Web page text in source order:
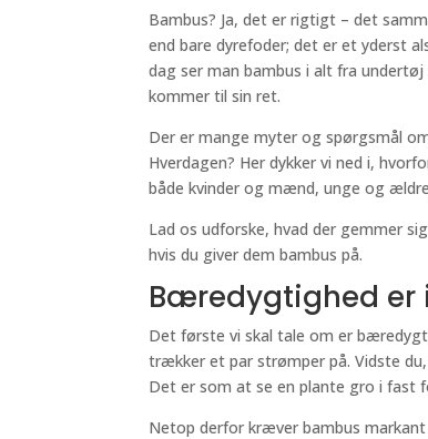
Bambus? Ja, det er rigtigt – det
end bare dyrefoder; det er et yderst
dag ser man bambus i alt fra
kommer til sin ret.
Der er mange myter og spørgsmål
Hverdagen? Her dykker vi ned i,
både kvinder og mænd, unge og
Lad os udforske, hvad der gemmer
hvis du giver dem bambus på.
Bæredygtighed er
Det første vi skal tale om er
trækker et par strømper på. Vidste
Det er som at se en plante gro i fast
Netop derfor kræver bambus